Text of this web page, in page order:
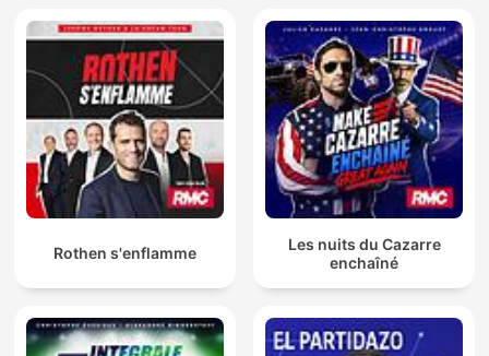
Rothen s'enflamme
Les nuits du Cazarre
enchaîné